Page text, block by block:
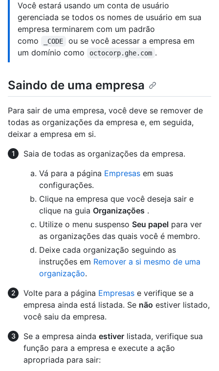
Você estará usando um conta de usuário
gerenciada se todos os nomes de usuário em sua
empresa terminarem com um padrão
como
_CODE
ou se você acessar a empresa em
um domínio como
octocorp.ghe.com .
Saindo de uma empresa
Para sair de uma empresa, você deve se remover de
todas as organizações da empresa e, em seguida,
deixar a empresa em si.
Saia de todas as organizações da empresa.
Vá para a página Empresas em suas
configurações.
Clique na empresa que você deseja sair e
clique na guia Organizações .
Utilize o menu suspenso Seu papel para ver
as organizações das quais você é membro.
Deixe cada organização seguindo as
instruções em Remover a si mesmo de uma
organização.
Volte para a página Empresas e verifique se a
empresa ainda está listada. Se não estiver listado,
você saiu da empresa.
Se a empresa ainda estiver listada, verifique sua
função para a empresa e execute a ação
apropriada para sair: